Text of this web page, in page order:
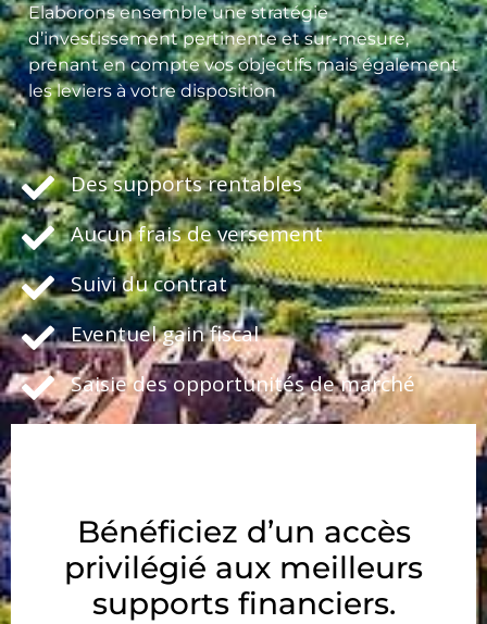
Elaborons ensemble une stratégie
d’investissement pertinente et sur-mesure,
prenant en compte vos objectifs mais également
les leviers à votre disposition
Des supports rentables
Aucun frais de versement
Suivi du contrat
Eventuel gain fiscal
Saisie des opportunités de marché
Bénéficiez d’un accès
privilégié aux meilleurs
supports financiers.